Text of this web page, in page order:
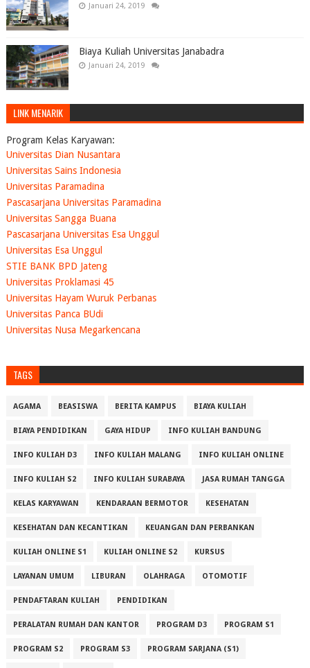
Januari 24, 2019
Biaya Kuliah Universitas Janabadra
Januari 24, 2019
LINK MENARIK
Program Kelas Karyawan:
Universitas Dian Nusantara
Universitas Sains Indonesia
Universitas Paramadina
Pascasarjana Universitas Paramadina
Universitas Sangga Buana
Pascasarjana Universitas Esa Unggul
Universitas Esa Unggul
STIE BANK BPD Jateng
Universitas Proklamasi 45
Universitas Hayam Wuruk Perbanas
Universitas Panca BUdi
Universitas Nusa Megarkencana
TAGS
AGAMA BEASISWA BERITA KAMPUS BIAYA KULIAH
BIAYA PENDIDIKAN GAYA HIDUP INFO KULIAH BANDUNG
INFO KULIAH D3 INFO KULIAH MALANG INFO KULIAH ONLINE
INFO KULIAH S2 INFO KULIAH SURABAYA JASA RUMAH TANGGA
KELAS KARYAWAN KENDARAAN BERMOTOR KESEHATAN
KESEHATAN DAN KECANTIKAN KEUANGAN DAN PERBANKAN
KULIAH ONLINE S1 KULIAH ONLINE S2 KURSUS
LAYANAN UMUM LIBURAN OLAHRAGA OTOMOTIF
PENDAFTARAN KULIAH PENDIDIKAN
PERALATAN RUMAH DAN KANTOR PROGRAM D3 PROGRAM S1
PROGRAM S2 PROGRAM S3 PROGRAM SARJANA (S1)